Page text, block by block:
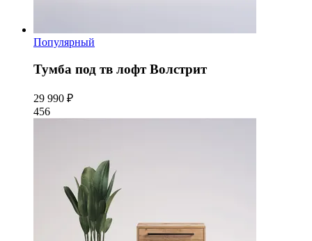
Популярный
Тумба под тв лофт Волстрит
29 990 ₽
456